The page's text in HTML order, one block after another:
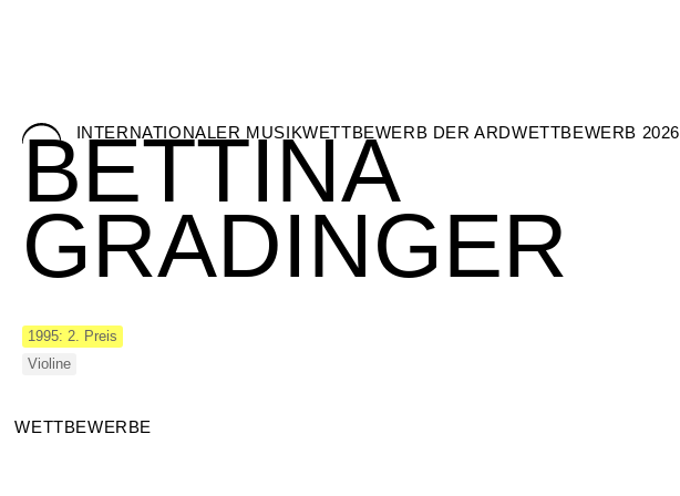
content
INTERNATIONALER MUSIKWETTBEWERB DER ARDWETTBEWERB 2026
BETTINA
GRADINGER
1995: 2. Preis
Violine
WETTBEWERBE